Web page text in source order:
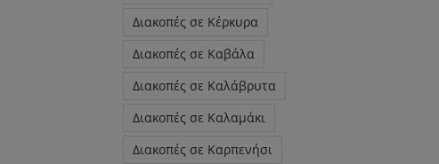
Διακοπές σε Κέρκυρα
Διακοπές σε Καβάλα
Διακοπές σε Καλάβρυτα
Διακοπές σε Καλαμάκι
Διακοπές σε Καρπενήσι